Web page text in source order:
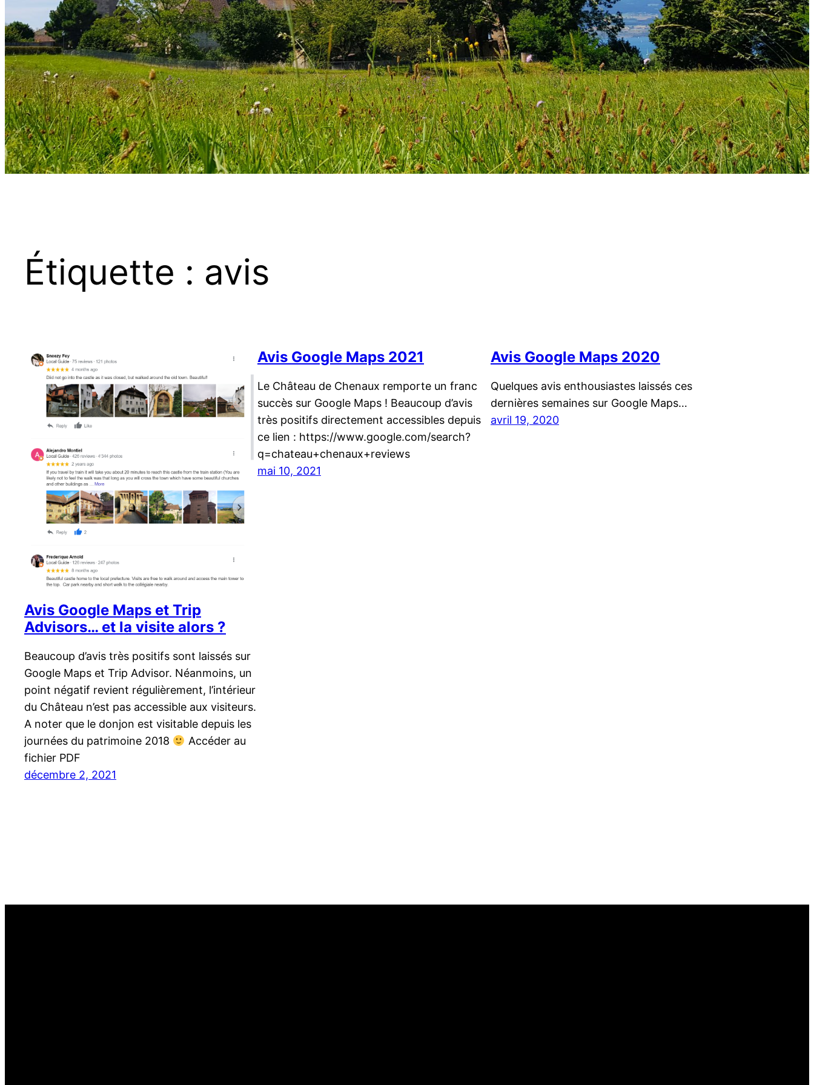
Étiquette : avis
Avis Google Maps et Trip
Advisors… et la visite alors ?
Beaucoup d’avis très positifs sont laissés sur
Google Maps et Trip Advisor. Néanmoins, un
point négatif revient régulièrement, l’intérieur
du Château n’est pas accessible aux visiteurs.
A noter que le donjon est visitable depuis les
journées du patrimoine 2018
Accéder au
fichier PDF
décembre 2, 2021
Avis Google Maps 2021
Le Château de Chenaux remporte un franc
succès sur Google Maps ! Beaucoup d’avis
très positifs directement accessibles depuis
ce lien : https://www.google.com/search?
q=chateau+chenaux+reviews
mai 10, 2021
Avis Google Maps 2020
Quelques avis enthousiastes laissés ces
dernières semaines sur Google Maps…
avril 19, 2020